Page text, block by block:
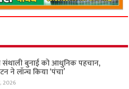
बुनाई को आधुनिक पहचान,
ने लॉन्च किया ‘पंचा’
2026